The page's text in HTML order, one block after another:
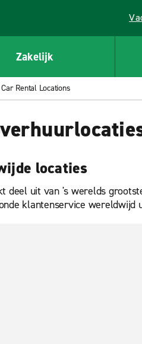
Zakelijk
Car Rental Locations
locaties
deel uit van 's werelds
klantenservice wereldwijd